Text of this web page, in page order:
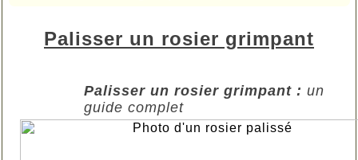
Palisser un rosier grimpant
Palisser un rosier grimpant : un
guide complet